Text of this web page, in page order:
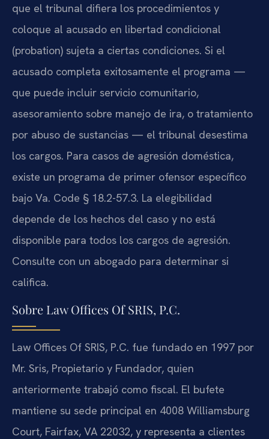
que el tribunal difiera los procedimientos y
coloque al acusado en libertad condicional
(probation) sujeta a ciertas condiciones. Si el
acusado completa exitosamente el programa —
que puede incluir servicio comunitario,
asesoramiento sobre manejo de ira, o tratamiento
por abuso de sustancias — el tribunal desestima
los cargos. Para casos de agresión doméstica,
existe un programa de primer ofensor específico
bajo Va. Code § 18.2-57.3. La elegibilidad
depende de los hechos del caso y no está
disponible para todos los cargos de agresión.
Consulte con un abogado para determinar si
califica.
Sobre Law Offices Of SRIS, P.C.
Law Offices Of SRIS, P.C. fue fundado en 1997 por
Mr. Sris, Propietario y Fundador, quien
anteriormente trabajó como fiscal. El bufete
mantiene su sede principal en 4008 Williamsburg
Court, Fairfax, VA 22032, y representa a clientes